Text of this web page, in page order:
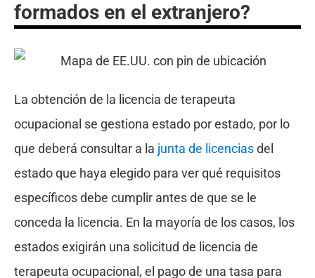
formados en el extranjero?
La obtención de la licencia de terapeuta
ocupacional se gestiona estado por estado, por lo
que deberá consultar a la junta de licenciasdel
estado que haya elegido para ver qué requisitos
específicos debe cumplir antes de que se le
conceda la licencia. En la mayoría de los casos, los
estados exigirán una solicitud de licencia de
terapeuta ocupacional, el pago de una tasa para